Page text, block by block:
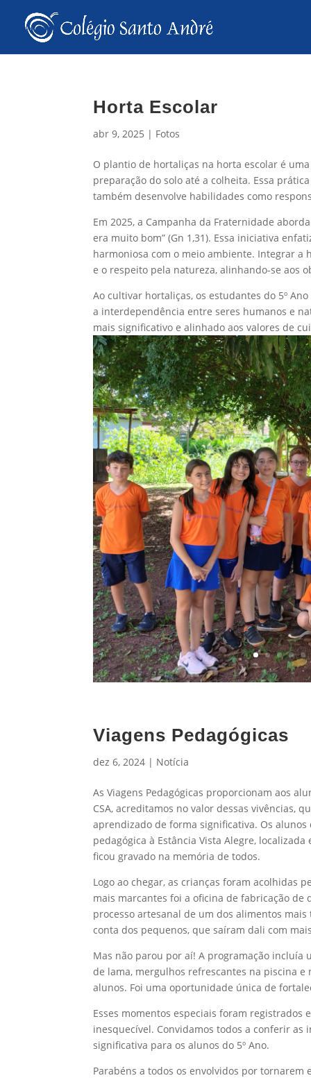
Horta Escolar
abr 9, 2025 | Fotos
O plantio de hortaliças na horta escolar é
preparação do solo até a colheita. Essa
também desenvolve habilidades como
Em 2025, a Campanha da Fraternidade
era muito bom” (Gn 1,31). Essa iniciativa
harmoniosa com o meio ambiente. Integrar a
e o respeito pela natureza, alinhando-se aos
Ao cultivar hortaliças, os estudantes do 5º
a interdependência entre seres humanos e
mais significativo e alinhado aos valores de
Viagens Pedagógicas
dez 6, 2024 | Notícia
As Viagens Pedagógicas proporcionam aos
CSA, acreditamos no valor dessas vivências,
aprendizado de forma significativa. Os
pedagógica à Estância Vista Alegre,
ficou gravado na memória de todos.
Logo ao chegar, as crianças foram acolhidas
mais marcantes foi a oficina de fabricação
processo artesanal de um dos alimentos
conta dos pequenos, que saíram dali com
Mas não parou por aí! A programação
de lama, mergulhos refrescantes na piscina
alunos. Foi uma oportunidade única de
Esses momentos especiais foram
inesquecível. Convidamos todos a conferir as
significativa para os alunos do 5º Ano.
Parabéns a todos os envolvidos por tornarem